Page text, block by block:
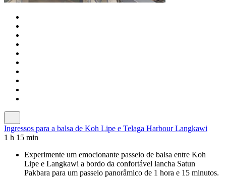
Ingressos para a balsa de Koh Lipe e Telaga Harbour Langkawi
1 h 15 min
Experimente um emocionante passeio de balsa entre Koh
Lipe e Langkawi a bordo da confortável lancha Satun
Pakbara para um passeio panorâmico de 1 hora e 15 minutos.